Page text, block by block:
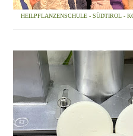
HEILPFLANZENSCHULE - SÜDTIROL -